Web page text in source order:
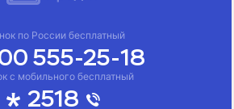
с мобильного бесплатный
2518
по России бесплатный
555-25-18